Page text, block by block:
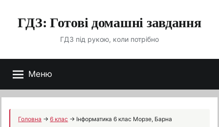
ГДЗ: Готові домашні завдання
ГДЗ під рукою, коли потрібно
Меню
Головна →6 клас → Інформатика 6 клас Морзе, Барна